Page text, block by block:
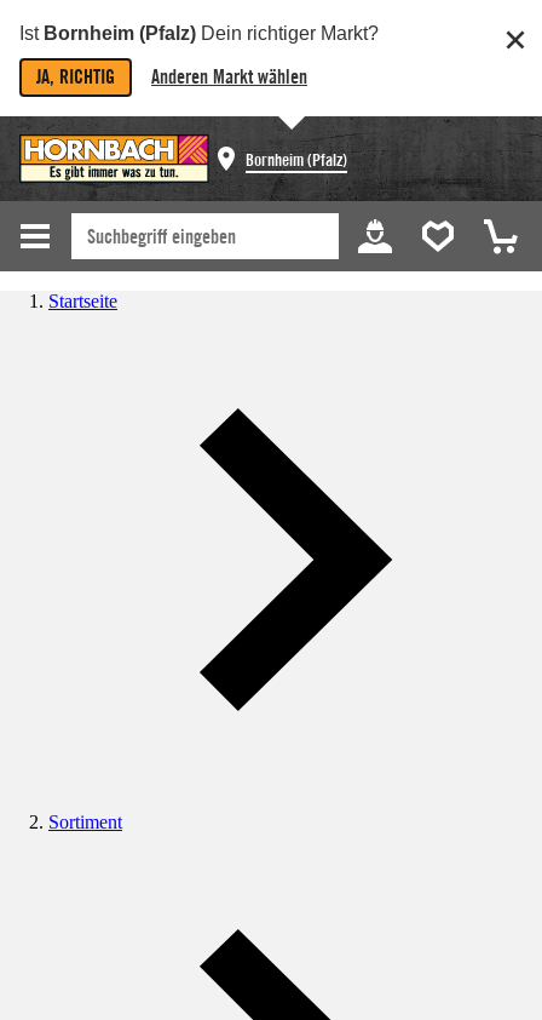
Ist Bornheim (Pfalz) Dein richtiger Markt?
JA, RICHTIG Anderen Markt wählen
Bornheim (Pfalz)
Startseite
Sortiment